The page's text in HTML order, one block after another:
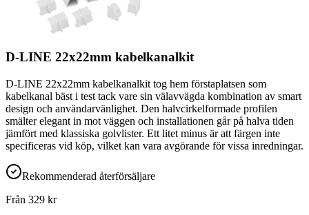
D-LINE 22x22mm kabelkanalkit
D-LINE 22x22mm kabelkanalkit tog hem förstaplatsen som
kabelkanal bäst i test tack vare sin välavvägda kombination av smart
design och användarvänlighet. Den halvcirkelformade profilen
smälter elegant in mot väggen och installationen går på halva tiden
jämfört med klassiska golvlister. Ett litet minus är att färgen inte
specificeras vid köp, vilket kan vara avgörande för vissa inredningar.
Rekommenderad återförsäljare
Från 329 kr